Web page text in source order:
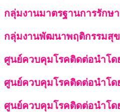
กลุ่มงานมาตรฐานการรักษา
กลุ่มงานพัฒนาพฤติกรรมสุ
ศูนย์ควบคุมโรคติดต่อนำโด
ศูนย์ควบคุมโรคติดต่อนำโด
ศูนย์ควบคุมโรคติดต่อนำโด